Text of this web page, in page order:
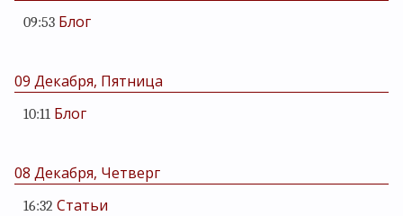
09:53 Блог
09 Декабря, Пятница
10:11 Блог
08 Декабря, Четверг
16:32 Статьи